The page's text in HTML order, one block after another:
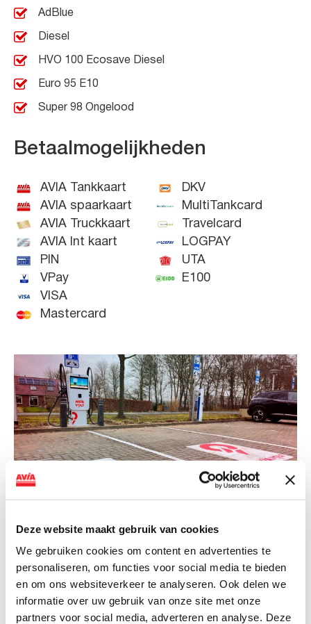
Deze website maakt gebruik van cookies
We gebruiken cookies om content en advertenties te
personaliseren, om functies voor social media te bieden
en om ons websiteverkeer te analyseren. Ook delen we
informatie over uw gebruik van onze site met onze
partners voor social media, adverteren en analyse. Deze
AdBlue
Diesel
HVO 100 Ecosave Diesel
Euro 95 E10
Super 98 Ongelood
Betaalmogelijkheden
AVIA Tankkaart
AVIA spaarkaart
AVIA Truckkaart
AVIA Int kaart
PIN
VPay
VISA
Mastercard
DKV
MultiTankcard
Travelcard
LOGPAY
UTA
E100
NIEUWS
AVIA VOLT en Fletcher Hotels starten
landelijke uitrol van DC-
snellaadinfrastructuur